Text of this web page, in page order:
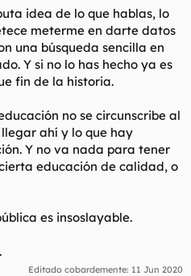
universidades que España
mucho más al acervo cultural
Industrial la llevaron a
sin estudios, y la actual
idea de lo que hablas, lo
meterme en darte datos
una búsqueda sencilla en
Y si no lo has hecho ya es
fin de la historia.
no se circunscribe al
ahí y lo que hay
Y no va nada para tener
educación de calidad, o
es insoslayable.
Editado cobardemente: 11 Jun 2020